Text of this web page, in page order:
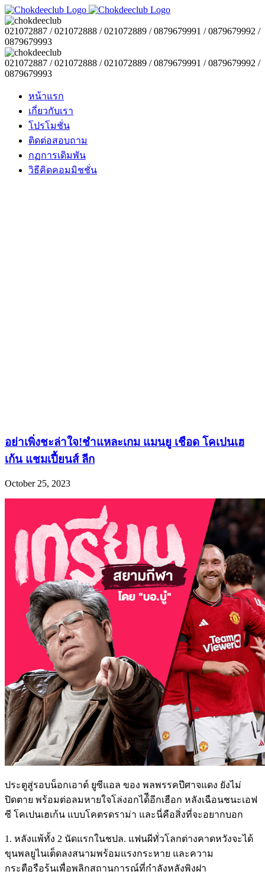
021072887 / 021072888 / 021072889 / 0879679991 / 0879679992 /
0879679993
021072887 / 021072888 / 021072889 / 0879679991 / 0879679992 /
0879679993
หน้าแรก
เกี่ยวกับเรา
โปรโมชั่น
ติดต่อสอบถาม
กฏการเดิมพัน
วิธีคิดคอมมิชชั่น
อย่าเพิ่งชะล่าใจ!ชำแหละเกม แมนยู เชือด โคเปนเฮ
เก้น แชมเปี้ยนส์ ลีก
October 25, 2023
ประตูสู่รอบน็อกเอาต์ ยูซีแอล ของ พลพรรคปีศาจแดง ยังไม่
ปิดตาย พร้อมต่อลมหายใจโล่งอกได้ีอีกเฮือก หลังเฉือนชนะเอฟ
ซี โคเปนเฮเก้น แบบโคตรดราม่า และนี่คือสิ่งที่จะอยากบอก
1. หลังแพ้ทั้ง 2 นัดแรกในชปล. แฟนผีทั่วโลกต่างคาดหวังจะได้
ขุนพลยูไนเต็ดลงสนามพร้อมแรงกระหาย และความ
กระตือรือร้นเพื่อพลิกสถานการณ์ที่กำลังหลังพิงฝา